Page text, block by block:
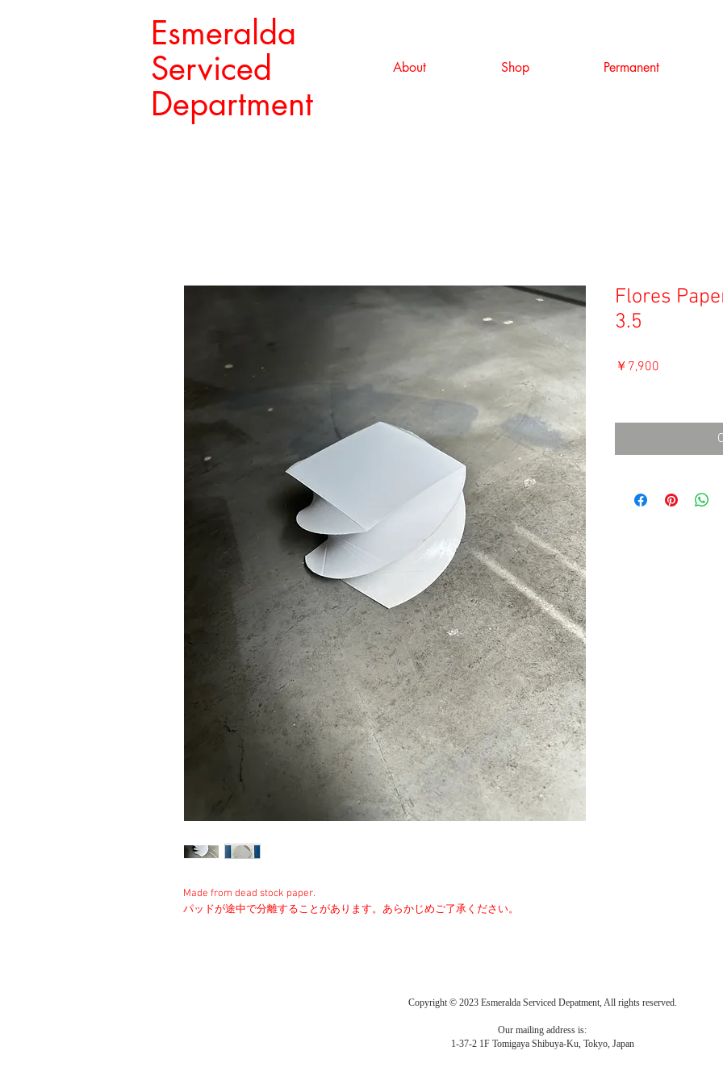
Esmeralda
Serviced
Department
About Shop Permanent
Made from dead stock paper.
パッドが途中で分離することがあります。あらかじめご了承ください。
Flores
3.5
￥7,900
Copyright © 2023 Esmeralda Serviced Depatment, All rights reserved.
Our mailing address is:
1-37-2 1F Tomigaya Shibuya-Ku, Tokyo, Japan